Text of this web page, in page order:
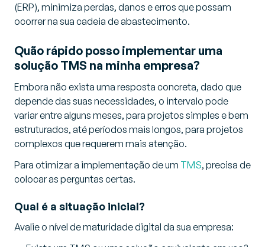
(ERP), minimiza perdas, danos e erros que possam
ocorrer na sua cadeia de abastecimento.
Quão rápido posso implementar uma
solução TMS na minha empresa?
Embora não exista uma resposta concreta, dado que
depende das suas necessidades, o intervalo pode
variar entre alguns meses, para projetos simples e bem
estruturados, até períodos mais longos, para projetos
complexos que requerem mais atenção.
Para otimizar a implementação de um TMS, precisa de
colocar as perguntas certas.
Qual é a situação inicial?
Avalie o nível de maturidade digital da sua empresa: